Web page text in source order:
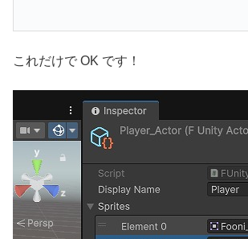
これだけで OK です！